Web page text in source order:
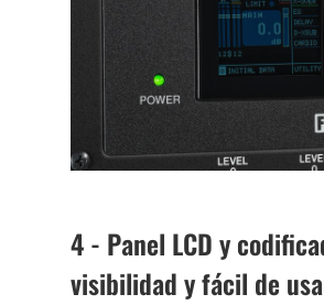
4 - Panel LCD y
visibilidad y fácil de